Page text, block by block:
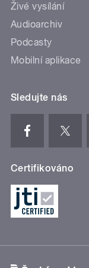
Živé vysílání
Audioarchiv
Podcasty
Mobilní aplikace
Sledujte nás
Certifikováno